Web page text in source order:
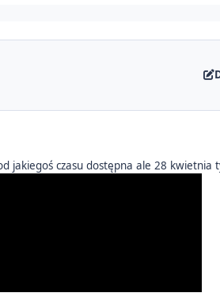
jakiegoś czasu dostępna ale 28 kwietnia